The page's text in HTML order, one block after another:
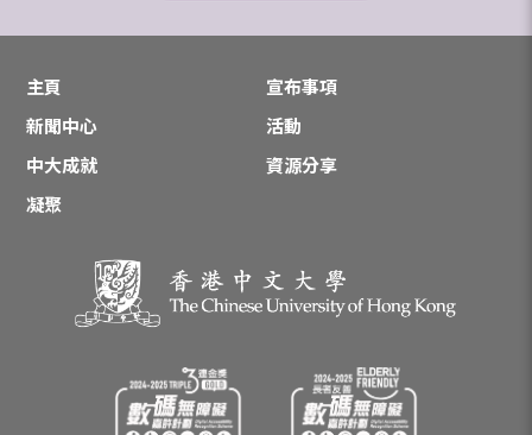
主頁
宣布事項
新聞中心
活動
中大成就
資源分享
凝聚